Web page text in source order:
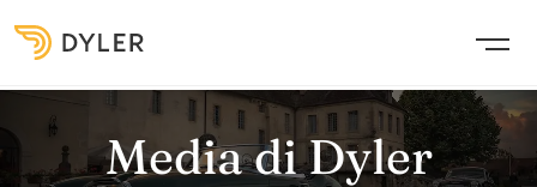
Media di Dyler